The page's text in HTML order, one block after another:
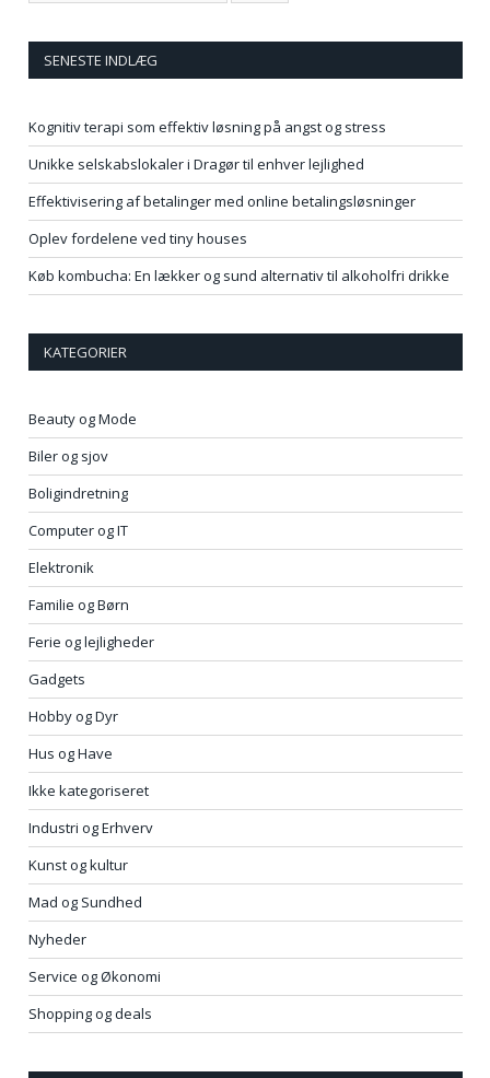
SENESTE INDLÆG
Kognitiv terapi som effektiv løsning på angst og stress
Unikke selskabslokaler i Dragør til enhver lejlighed
Effektivisering af betalinger med online betalingsløsninger
Oplev fordelene ved tiny houses
Køb kombucha: En lækker og sund alternativ til alkoholfri drikke
KATEGORIER
Beauty og Mode
Biler og sjov
Boligindretning
Computer og IT
Elektronik
Familie og Børn
Ferie og lejligheder
Gadgets
Hobby og Dyr
Hus og Have
Ikke kategoriseret
Industri og Erhverv
Kunst og kultur
Mad og Sundhed
Nyheder
Service og Økonomi
Shopping og deals